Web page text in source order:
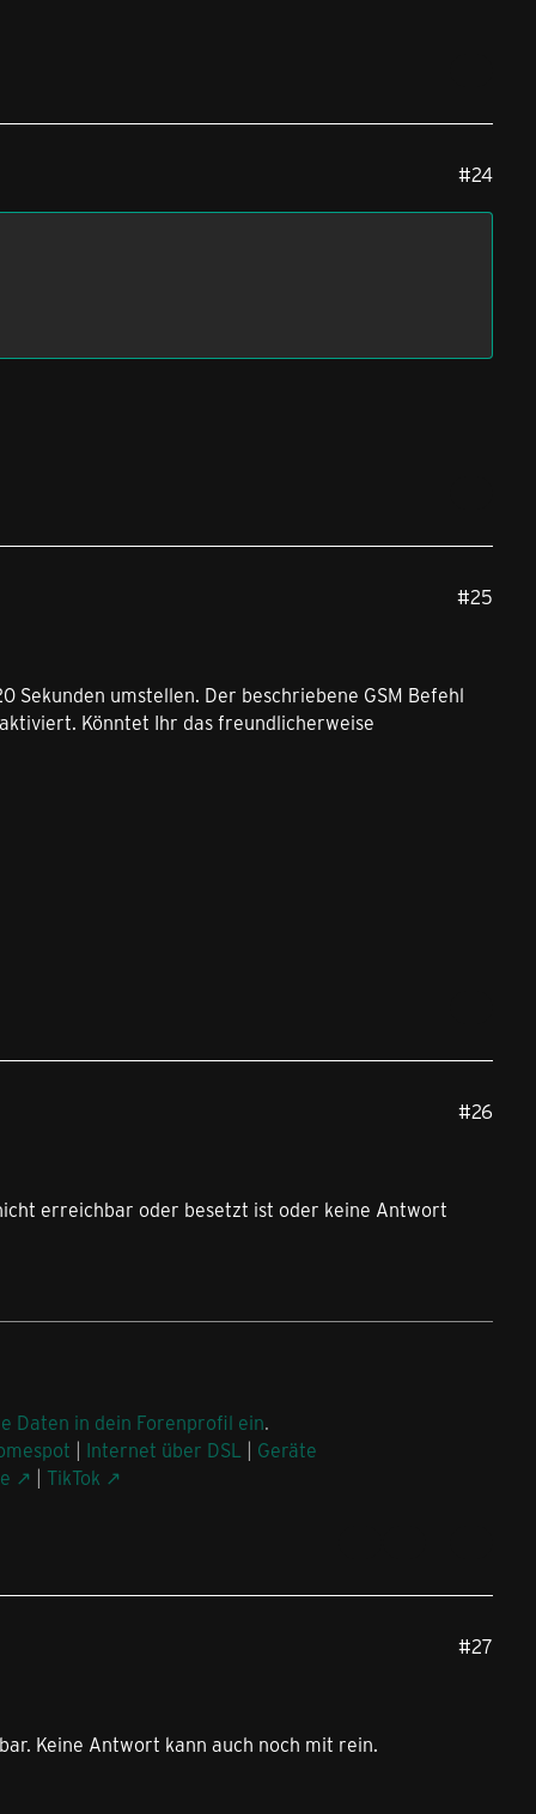
#24
#25
umstellen. Der beschriebene GSM Befehl
Könntet Ihr das freundlicherweise
#26
erreichbar oder besetzt ist oder keine Antwort
Daten in dein Forenprofil ein.
| Internet über DSL | Geräte
| TikTok
#27
Keine Antwort kann auch noch mit rein.